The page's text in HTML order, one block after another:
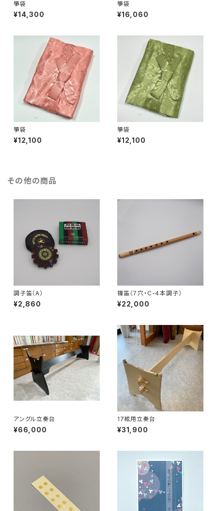
箏袋
¥14,300
箏袋
¥16,060
箏袋
¥12,100
箏袋
¥12,100
その他の商品
調子笛（A）
¥2,860
篠笛（７穴・C-４本調子）
¥22,000
アングル立奏台
¥66,000
17絃用立奏台
¥31,900